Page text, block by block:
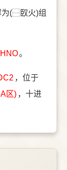
(⿱臤火)组
。
，位于
区) ，十进